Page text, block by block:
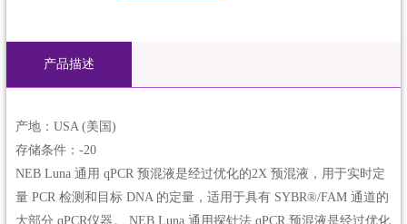
产品描述
产地：USA (美国)
存储条件：-20
NEB Luna 通用 qPCR 预混液是经过优化的2X 预混液，用于实时定
量 PCR 检测和目标 DNA 的定量，适用于具有 SYBR®/FAM 通道的
大部分 qPCR仪器。 NEB Luna 通用探针法 qPCR 预混液是经过优化